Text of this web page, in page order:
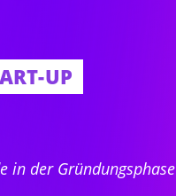
UP
in der Gründungsphase